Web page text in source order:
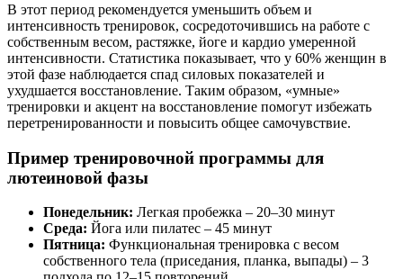
В этот период рекомендуется уменьшить объем и
интенсивность тренировок, сосредоточившись на работе с
собственным весом, растяжке, йоге и кардио умеренной
интенсивности. Статистика показывает, что у 60% женщин в
этой фазе наблюдается спад силовых показателей и
ухудшается восстановление. Таким образом, «умные»
тренировки и акцент на восстановление помогут избежать
перетренированности и повысить общее самочувствие.
Пример тренировочной программы для
лютеиновой фазы
Понедельник: Легкая пробежка – 20–30 минут
Среда: Йога или пилатес – 45 минут
Пятница: Функциональная тренировка с весом
собственного тела (приседания, планка, выпады) – 3